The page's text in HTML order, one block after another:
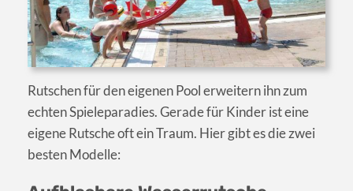
Rutschen für den eigenen Pool erweitern ihn zum
echten Spieleparadies. Gerade für Kinder ist eine
eigene Rutsche oft ein Traum. Hier gibt es die zwei
besten Modelle: